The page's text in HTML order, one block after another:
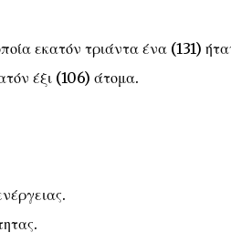
εκατόν τριάντα ένα (131)
έξι (106) άτομα.